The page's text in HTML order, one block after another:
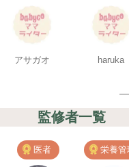
アサガオ haruka
監修者一覧
医者 栄養管